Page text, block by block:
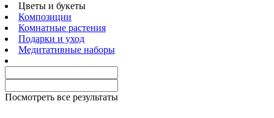
Цветы и букеты
Композиции
Комнатные растения
Подарки и уход
Медитативные наборы
Посмотреть все результаты